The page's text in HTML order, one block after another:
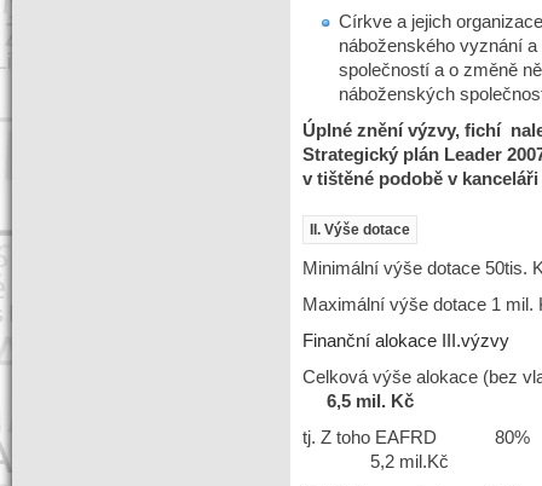
Církve a jejich
náboženského vyznání
společností a o změně
náboženských
Úplné znění výzvy, fichí
Strategický plán Leader
v tištěné podobě v
II. Výše dotace
Minimální výše dotace 50tis.
Maximální výše dotace 1 mil.
Finanční alokace III.výzvy
Celková výše alokace (bez
6,5 mil. Kč
tj. Z toho
5,2 mil.Kč